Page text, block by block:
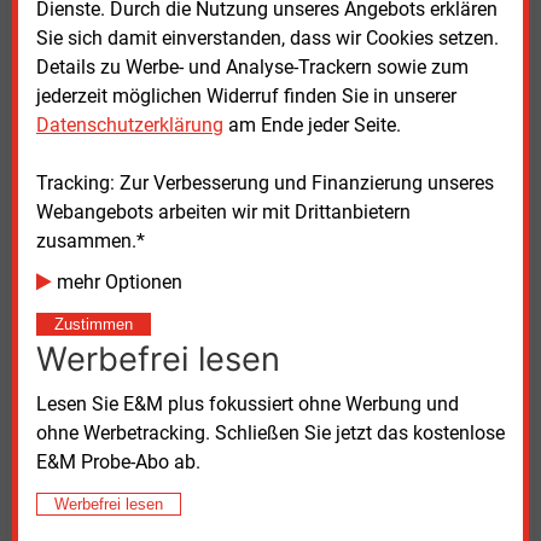
Dienste. Durch die Nutzung unseres Angebots erklären
Sie sich damit einverstanden, dass wir Cookies setzen.
Details zu Werbe- und Analyse-Trackern sowie zum
jederzeit möglichen Widerruf finden Sie in unserer
Datenschutzerklärung am Ende jeder Seite.
Tracking: Zur Verbesserung und Finanzierung unseres
Webangebots arbeiten wir mit Drittanbietern
zusammen.*
mehr Optionen
Zustimmen
Werbefrei lesen
Lesen Sie E&M plus fokussiert ohne Werbung und
ohne Werbetracking. Schließen Sie jetzt das kostenlose
E&M Probe-Abo ab.
Werbefrei lesen
Stadt heizen (wir berichteten).
Den Vorsitz der Geschäftsführung werde Reinhard
Bartsch laut Beschluss des Versorgers auch behalten,
sobald eine zweite Führungskraft gefunden ist. Dass
kaufmännischen Erster unter Gleichen ist, sei zwar
eine Ausnahme. Es gebe aber einige Beispiele von
Unternehmen, wo die Aufgaben ähnlich verteilt seien
und dies auch gut funktioniere.
Mit der Neubesetzung der Stelle von Jörg Hegemann
will der Versorger sich dem Vernehmen nach über
anstehenden Kommunalwahlen − NRW wählt am
14. September die Ortsparlamente neu − eine Rolle
spielen. Je nach Zusammensetzung des nächsten
Hammer Stadtrats − aktuell gibt es ein von der SPD